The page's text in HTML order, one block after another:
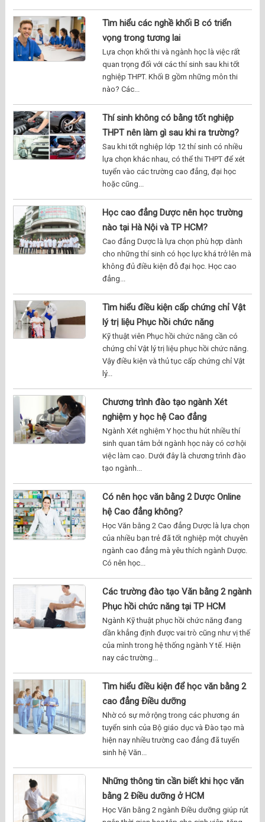
Tìm hiểu các nghề khối B có triển
vọng trong tương lai
Lựa chọn khối thi và ngành học là việc rất
quan trọng đối với các thí sinh sau khi tốt
nghiệp THPT. Khối B gồm những môn thi
nào? Các...
Thí sinh không có bằng tốt nghiệp
THPT nên làm gì sau khi ra trường?
Sau khi tốt nghiệp lớp 12 thí sinh có nhiều
lựa chọn khác nhau, có thể thi THPT để xét
tuyển vào các trường cao đẳng, đại học
hoặc cũng...
Học cao đẳng Dược nên học trường
nào tại Hà Nội và TP HCM?
Cao đẳng Dược là lựa chọn phù hợp dành
cho những thí sinh có học lực khá trở lên mà
không đủ điều kiện đỗ đại học. Học cao
đẳng...
Tìm hiểu điều kiện cấp chứng chỉ Vật
lý trị liệu Phục hồi chức năng
Kỹ thuật viên Phục hồi chức năng cần có
chứng chỉ Vật lý trị liệu phục hồi chức năng.
Vậy điều kiện và thủ tục cấp chứng chỉ Vật
lý...
Chương trình đào tạo ngành Xét
nghiệm y học hệ Cao đẳng
Ngành Xét nghiệm Y học thu hút nhiều thí
sinh quan tâm bởi ngành học này có cơ hội
việc làm cao. Dưới đây là chương trình đào
tạo ngành...
Có nên học văn bằng 2 Dược Online
hệ Cao đẳng không?
Học Văn bằng 2 Cao đẳng Dược là lựa chọn
của nhiều bạn trẻ đã tốt nghiệp một chuyên
ngành cao đẳng mà yêu thích ngành Dược.
Có nên học...
Các trường đào tạo Văn bằng 2 ngành
Phục hồi chức năng tại TP HCM
Ngành Kỹ thuật phục hồi chức năng đang
dần khẳng định được vai trò cũng như vị thế
của mình trong hệ thống ngành Y tế. Hiện
nay các trường...
Tìm hiểu điều kiện để học văn bằng 2
cao đẳng Điều dưỡng
Nhờ có sự mở rộng trong các phương án
tuyển sinh của Bộ giáo dục và Đào tạo mà
hiện nay nhiều trường cao đẳng đã tuyển
sinh hệ Văn...
Những thông tin cần biết khi học văn
bằng 2 Điều dưỡng ở HCM
Học Văn bằng 2 ngành Điều dưỡng giúp rút